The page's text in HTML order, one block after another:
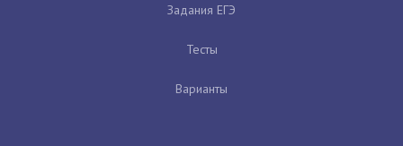
Задания ЕГЭ
Тесты
Варианты